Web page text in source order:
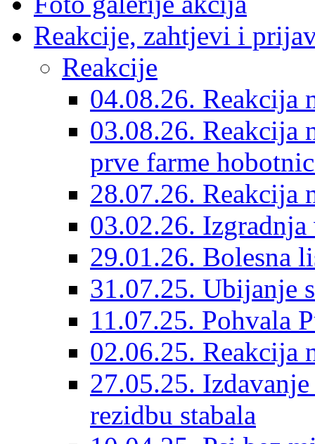
Reakcije, zahtjevi i
Reakcije
04.08.26. Reakcija
03.08.26. Reakcija
prve farme
28.07.26. Reakcija
03.02.26.
29.01.26. Bolesna
31.07.25. Ubijanje
11.07.25. Pohvala
02.06.25. Reakcija
27.05.25.
rezidbu stabala